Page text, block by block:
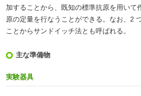
加することから、既知の標準抗原を用いて
原の定量を行なうことができる。なお、2
ことからサンドイッチ法とも呼ばれる。
主な準備物
実験器具